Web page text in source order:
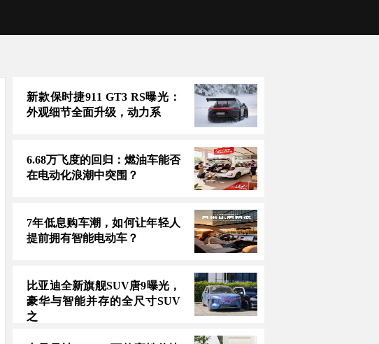
新款保时捷911 GT3 RS曝光：
外观细节全面升级，动力系
6.68万飞度的回归：燃油车能否
在电动化浪潮中突围？
7年低息购车潮，如何让年轻人
提前拥有智能电动车？
比亚迪全新旗舰SUV唐9曝光，
豪华与智能并存的全尺寸SUV
之